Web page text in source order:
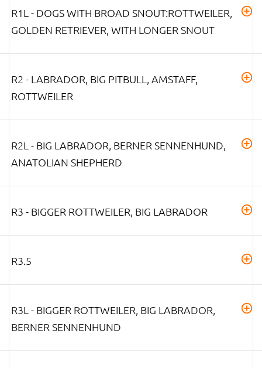
R1L - DOGS WITH BROAD SNOUT:ROTTWEILER,
GOLDEN RETRIEVER, WITH LONGER SNOUT
R2 - LABRADOR, BIG PITBULL, AMSTAFF,
ROTTWEILER
R2L - BIG LABRADOR, BERNER SENNENHUND,
ANATOLIAN SHEPHERD
R3 - BIGGER ROTTWEILER, BIG LABRADOR
R3.5
R3L - BIGGER ROTTWEILER, BIG LABRADOR,
BERNER SENNENHUND